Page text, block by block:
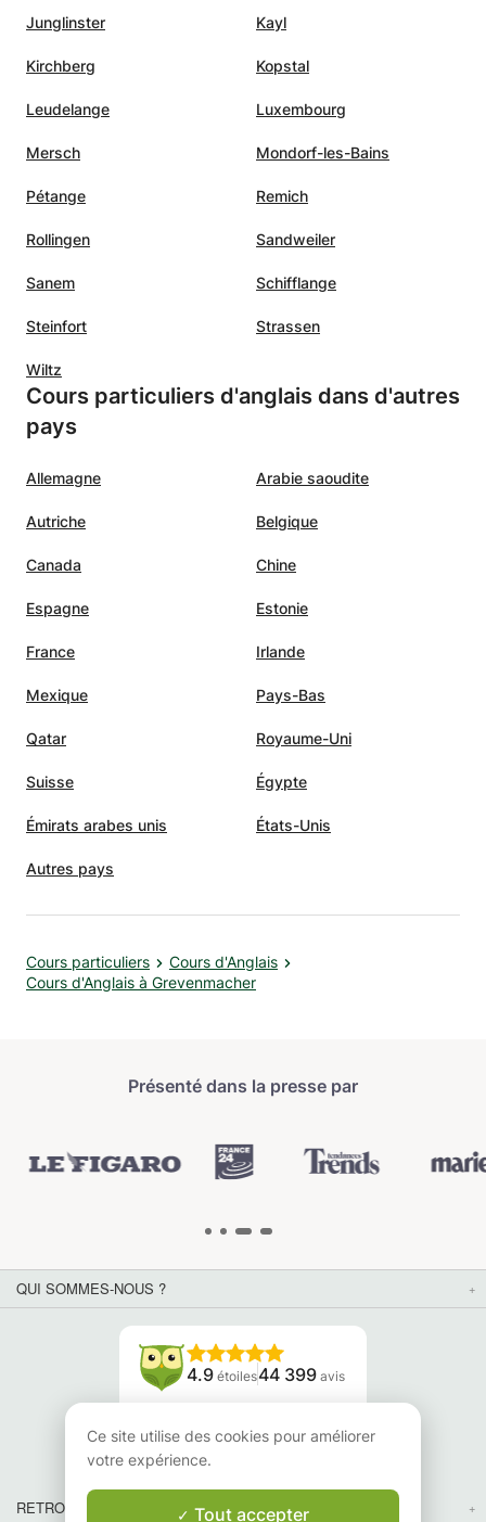
Junglinster Kayl
Kirchberg Kopstal
Leudelange Luxembourg
Mersch Mondorf-les-Bains
Pétange Remich
Rollingen Sandweiler
Sanem Schifflange
Steinfort Strassen
Wiltz
Cours particuliers d'anglais dans d'autres
pays
Allemagne Arabie saoudite
Autriche Belgique
Canada Chine
Espagne Estonie
France Irlande
Mexique Pays-Bas
Qatar Royaume-Uni
Suisse Égypte
Émirats arabes unis États-Unis
Autres pays
Cours particuliers
Cours d'Anglais
Cours d'Anglais à Grevenmacher
Présenté dans la presse par
QUI SOMMES-NOUS ?
4.9 étoiles44 399 avis
Lisez nos avis
RETROUVEZ-NOUS
Ce site utilise des cookies pour améliorer
votre expérience.
Tout accepter